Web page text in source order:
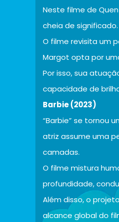
Neste filme de
cheia de
O filme revisita um
Margot opta por
Por isso, sua
capacidade de
Barbie (2023)
“Barbie” se tornou
atriz assume uma
camadas.
O filme mistura
profundidade,
Além disso, o
alcance global do